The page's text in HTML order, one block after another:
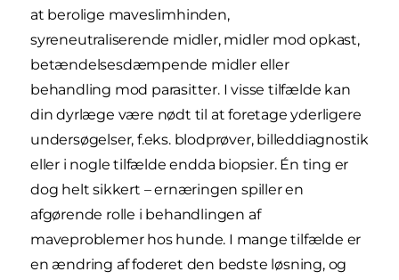
at berolige maveslimhinden,
syreneutraliserende midler, midler mod opkast,
betændelsesdæmpende midler eller
behandling mod parasitter. I visse tilfælde kan
din dyrlæge være nødt til at foretage yderligere
undersøgelser, f.eks. blodprøver, billeddiagnostik
eller i nogle tilfælde endda biopsier. Én ting er
dog helt sikkert – ernæringen spiller en
afgørende rolle i behandlingen af
maveproblemer hos hunde. I mange tilfælde er
en ændring af foderet den bedste løsning, og